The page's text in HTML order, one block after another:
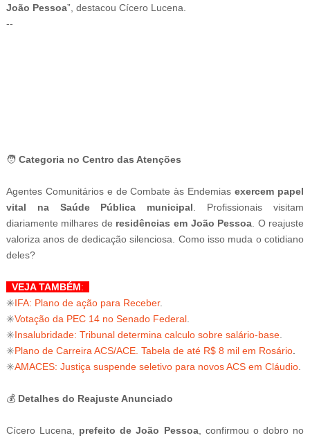
João Pessoa”, destacou Cícero Lucena.
--
🧑 Categoria no Centro das Atenções
Agentes Comunitários e de Combate às Endemiasexercem papel
vital na Saúde Pública municipal . Profissionais visitam
diariamente milhares de residências em João Pessoa . O reajuste
valoriza anos de dedicação silenciosa. Como isso muda o cotidiano
deles?
VEJA TAMBÉM:
✳️IFA: Plano de ação para Receber.
✳️Votação da PEC 14 no Senado Federal.
✳️Insalubridade: Tribunal determina calculo sobre salário-base.
✳️Plano de Carreira ACS/ACE. Tabela de até R$ 8 mil em Rosário.
✳️AMACES: Justiça suspende seletivo para novos ACS em Cláudio.
💰 Detalhes do Reajuste Anunciado
Cícero Lucena, prefeito de João Pessoa, confirmou o dobro no